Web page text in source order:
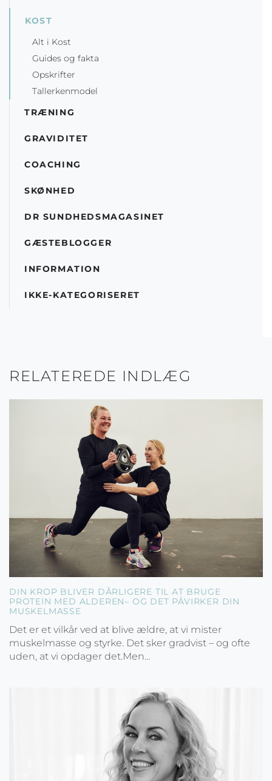
KOST
Alt i Kost
Guides og fakta
Opskrifter
Tallerkenmodel
TRÆNING
GRAVIDITET
COACHING
SKØNHED
DR SUNDHEDSMAGASINET
GÆSTEBLOGGER
INFORMATION
IKKE-KATEGORISERET
RELATEREDE INDLÆG
DIN KROP BLIVER DÅRLIGERE TIL AT BRUGE
PROTEIN MED ALDEREN– OG DET PÅVIRKER DIN
MUSKELMASSE
Det er et vilkår ved at blive ældre, at vi mister
muskelmasse og styrke. Det sker gradvist – og ofte
uden, at vi opdager det.Men...